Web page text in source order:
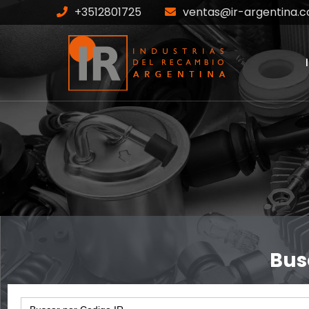
+3512801725 ventas@ir-
IR-3206-S
Home Productos IR-3206-S
Search